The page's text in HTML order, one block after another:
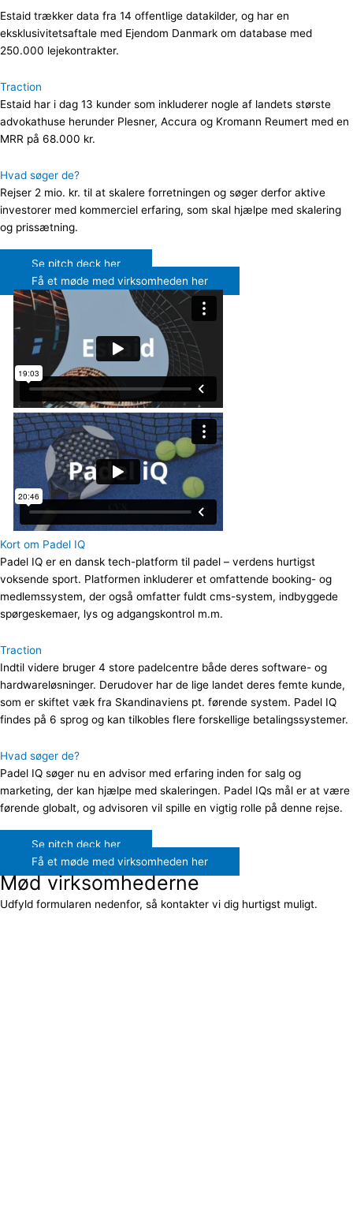
Estaid trækker data fra 14 offentlige datakilder, og har en
eksklusivitetsaftale med Ejendom Danmark om database med
250.000 lejekontrakter.
Traction
Estaid har i dag 13 kunder som inkluderer nogle af landets største
advokathuse herunder Plesner, Accura og Kromann Reumert med en
MRR på 68.000 kr.
Hvad søger de?
Rejser 2 mio. kr. til at skalere forretningen og søger derfor aktive
investorer med kommerciel erfaring, som skal hjælpe med skalering
og prissætning.
Se pitch deck her
Få et møde med virksomheden her
Kort om Padel IQ
Padel IQ er en dansk tech-platform til padel – verdens hurtigst
voksende sport. Platformen inkluderer et omfattende booking- og
medlemssystem, der også omfatter fuldt cms-system, indbyggede
spørgeskemaer, lys og adgangskontrol m.m.
Traction
Indtil videre bruger 4 store padelcentre både deres software- og
hardwareløsninger. Derudover har de lige landet deres femte kunde,
som er skiftet væk fra Skandinaviens pt. førende system. Padel IQ
findes på 6 sprog og kan tilkobles flere forskellige betalingssystemer.
Hvad søger de?
Padel IQ søger nu en advisor med erfaring inden for salg og
marketing, der kan hjælpe med skaleringen. Padel IQs mål er at være
førende globalt, og advisoren vil spille en vigtig rolle på denne rejse.
Se pitch deck her
Få et møde med virksomheden her
Mød virksomhederne
Udfyld formularen nedenfor, så kontakter vi dig hurtigst muligt.